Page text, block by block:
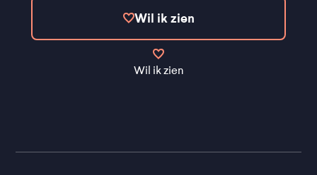
Wil ik zien
Wil ik zien